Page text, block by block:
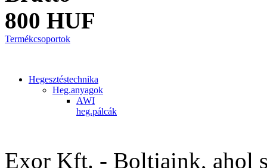
800 HUF
Termékcsoportok
Hegesztéstechnika
Heg.anyagok
AWI
heg.pálcák
Exor Kft. - Boltjaink, ahol